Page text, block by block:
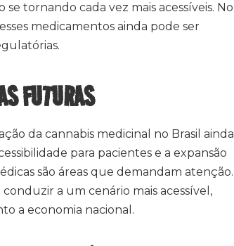
tornando cada vez mais acessíveis. No
medicamentos ainda pode ser
FUTURAS
da cannabis medicinal no Brasil ainda
para pacientes e a expansão
são áreas que demandam atenção.
a um cenário mais acessível,
a economia nacional.